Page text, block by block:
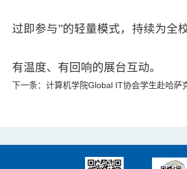
过即参与”的轻量模式，持续为全
有温度、有回响的展台互动。
下一条： 计算机学院Global IT协会学生赴哈萨